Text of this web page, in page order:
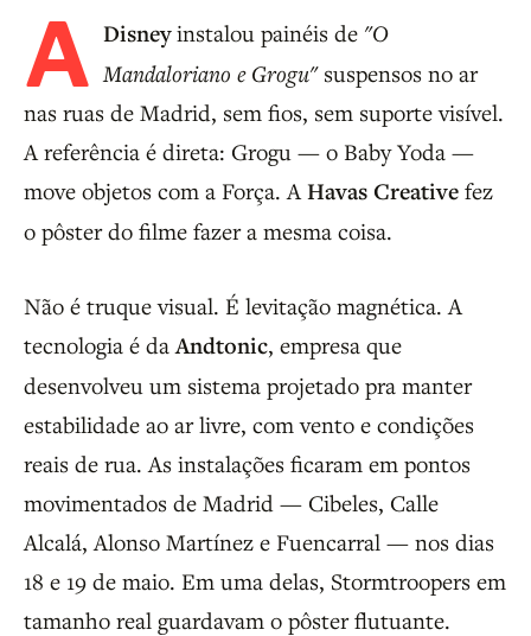
A Disneyinstalou painéis de "O
Mandaloriano e Grogu"suspensos no ar
nas ruas de Madrid, sem fios, sem suporte visível.
A referência é direta: Grogu — o Baby Yoda —
move objetos com a Força. A Havas Creative fez
o pôster do filme fazer a mesma coisa.
Não é truque visual. É levitação magnética. A
tecnologia é da Andtonic, empresa que
desenvolveu um sistema projetado pra manter
estabilidade ao ar livre, com vento e condições
reais de rua. As instalações ficaram em pontos
movimentados de Madrid — Cibeles, Calle
Alcalá, Alonso Martínez e Fuencarral — nos dias
18 e 19 de maio. Em uma delas, Stormtroopers em
tamanho real guardavam o pôster flutuante.